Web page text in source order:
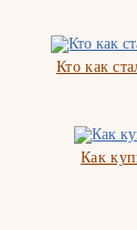
Кто как
Как